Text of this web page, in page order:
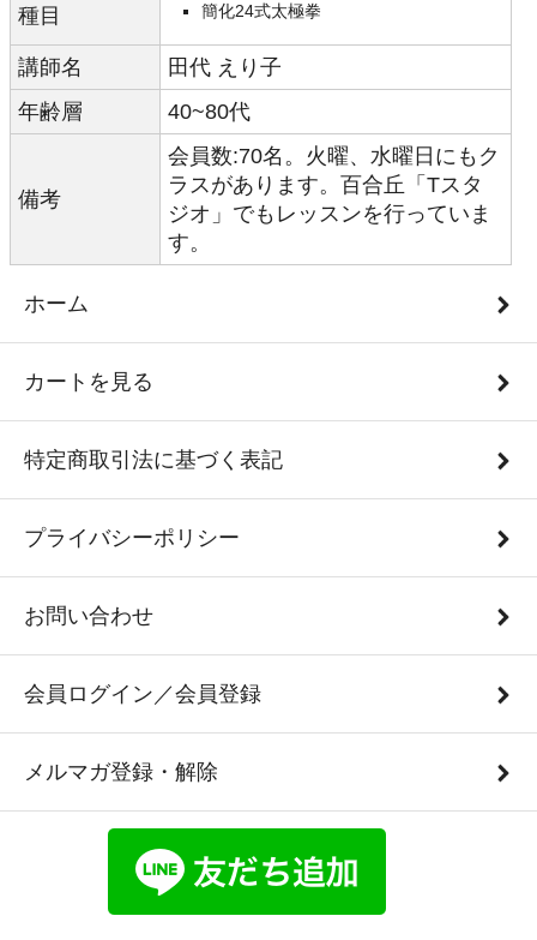
種目 簡化24式太極拳
講師名
田代 えり子
年齢層
40~80代
備考
会員数:70名。火曜、水曜日にもク
ラスがあります。百合丘「Tスタ
ジオ」でもレッスンを行っていま
す。
ホーム
カートを見る
特定商取引法に基づく表記
プライバシーポリシー
お問い合わせ
会員ログイン／会員登録
メルマガ登録・解除